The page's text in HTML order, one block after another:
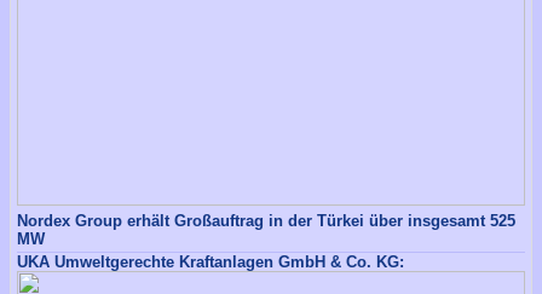
Nordex Group erhält Großauftrag in der Türkei über insgesamt 525
MW
UKA Umweltgerechte Kraftanlagen GmbH & Co. KG: